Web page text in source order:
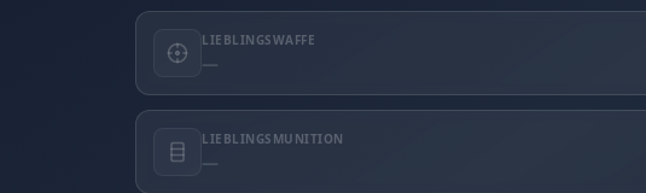
LIEBLINGSWAFFE
—
LIEBLINGSMUNITION
—